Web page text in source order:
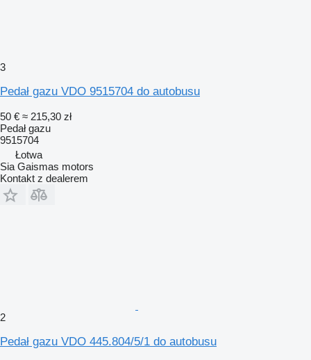
3
Pedał gazu VDO 9515704 do autobusu
50 € ≈ 215,30 zł
Pedał gazu
9515704
Łotwa
Sia Gaismas motors
Kontakt z dealerem
2
Pedał gazu VDO 445.804/5/1 do autobusu